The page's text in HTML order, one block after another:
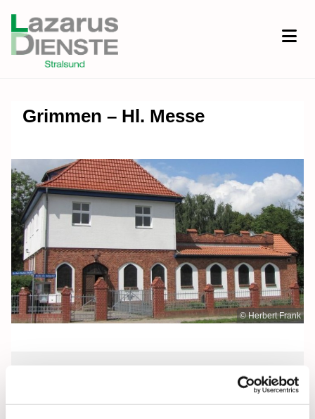
Grimmen – Hl. Messe
© Herbert Frank
Dienstag, 12. Januar 2027, 09:00 Uhr